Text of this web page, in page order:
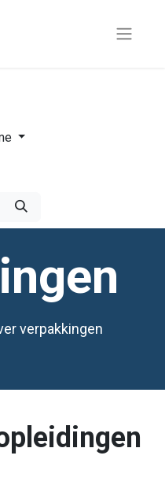
verpakkingen